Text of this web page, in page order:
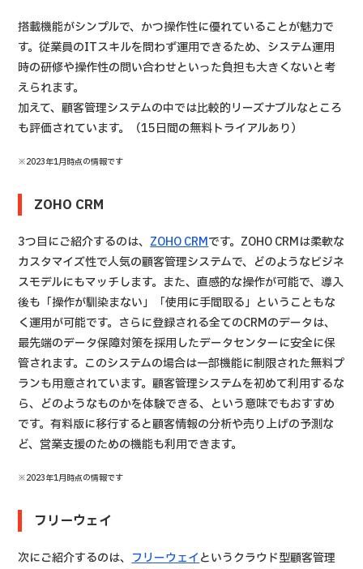
搭載機能がシンプルで、かつ操作性に優れていることが魅力で
す。従業員のITスキルを問わず運用できるため、システム運用
時の研修や操作性の問い合わせといった負担も大きくないと考
えられます。
加えて、顧客管理システムの中では比較的リーズナブルなところ
も評価されています。（15日間の無料トライアルあり）
※2023年1月時点の情報です
ZOHO CRM
3つ目にご紹介するのは、 ZOHO CRMです。ZOHO CRMは柔軟な
カスタマイズ性で人気の顧客管理システムで、どのようなビジネ
スモデルにもマッチします。また、直感的な操作が可能で、導入
後も「操作が馴染まない」「使用に手間取る」ということもな
く運用が可能です。さらに登録される全てのCRMのデータは、
最先端のデータ保障対策を採用したデータセンターに安全に保
管されます。このシステムの場合は一部機能に制限された無料プ
ランも用意されています。顧客管理システムを初めて利用するな
ら、どのようなものかを体験できる、という意味でもおすすめ
です。有料版に移行すると顧客情報の分析や売り上げの予測な
ど、営業支援のための機能も利用できます。
※2023年1月時点の情報です
フリーウェイ
次にご紹介するのは、 フリーウェイというクラウド型顧客管理